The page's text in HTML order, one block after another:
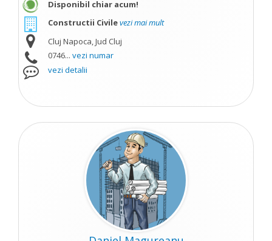
Disponibil chiar acum!
Constructii Civilevezi mai mult
Cluj Napoca, Jud Cluj
0746... vezi numar
vezi detalii